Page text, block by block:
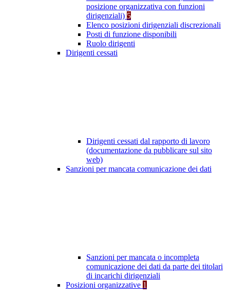
posizione organizzativa con funzioni
dirigenziali) 5
Elenco posizioni dirigenziali discrezionali
Posti di funzione disponibili
Ruolo dirigenti
Dirigenti cessati
Dirigenti cessati dal rapporto di lavoro
(documentazione da pubblicare sul sito
web)
Sanzioni per mancata comunicazione dei dati
Sanzioni per mancata o incompleta
comunicazione dei dati da parte dei titolari
di incarichi dirigenziali
Posizioni organizzative 1